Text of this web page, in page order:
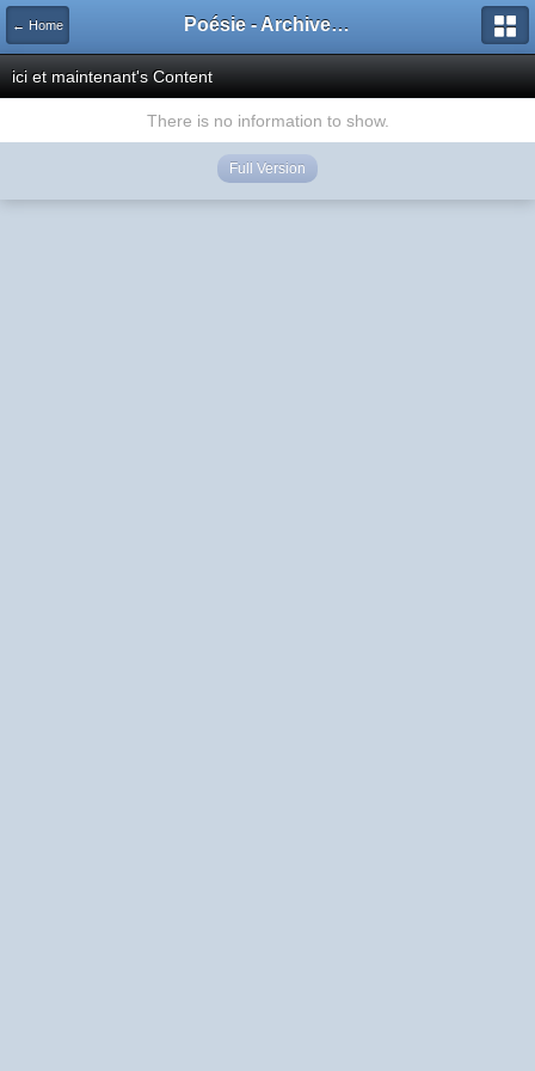
← Home Poésie - Archives de Toute La Poésie - 2005 - 2006
ici et maintenant's Content
There is no information to show.
Full Version